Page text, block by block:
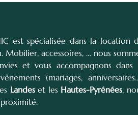
est spécialisée dans la location
accessoires, … nous
et vous accompagnons dans
(mariages,
Landeset les Hautes-Pyrénées,